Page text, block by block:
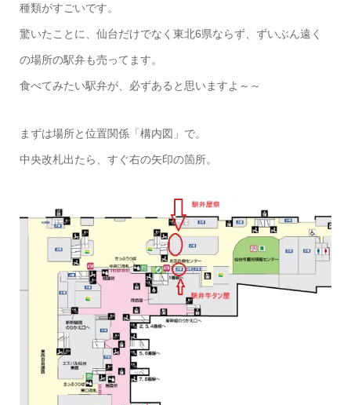
種類がすごいです。
驚いたことに、仙台だけでなく東北6県ならず、ずいぶん遠く
の場所の駅弁も売ってます。
食べてみたい駅弁が、必ずあると思いますよ～～
まずは場所と位置関係「構内図」で。
中央改札出たら、すぐ右の矢印の箇所。